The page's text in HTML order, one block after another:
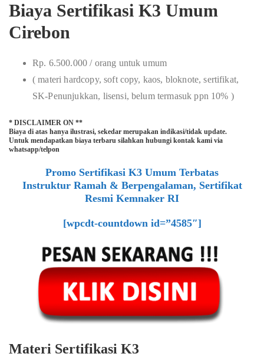
Biaya Sertifikasi K3 Umum
Cirebon
Rp. 6.500.000 / orang untuk umum
( materi hardcopy, soft copy, kaos, bloknote, sertifikat,
SK-Penunjukkan, lisensi, belum termasuk ppn 10% )
* DISCLAIMER ON **
Biaya di atas hanya ilustrasi, sekedar merupakan indikasi/tidak update.
Untuk mendapatkan biaya terbaru silahkan hubungi kontak kami via
whatsapp/telpon
Promo Sertifikasi K3 Umum Terbatas
Instruktur Ramah & Berpengalaman, Sertifikat
Resmi Kemnaker RI
[wpcdt-countdown id=”4585″]
Materi Sertifikasi K3